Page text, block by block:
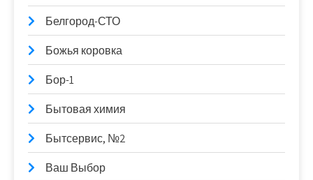
Белгород-СТО
Божья коровка
Бор-1
Бытовая химия
Бытсервис, №2
Ваш Выбор